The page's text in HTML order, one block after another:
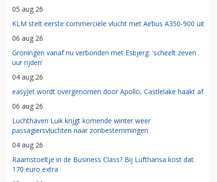
05 aug 26
KLM stelt eerste commerciële vlucht met Airbus A350-900 uit
06 aug 26
Groningen vanaf nu verbonden met Esbjerg: 'scheelt zeven
uur rijden'
04 aug 26
easyJet wordt overgenomen door Apollo, Castlelake haakt af
06 aug 26
Luchthaven Luik krijgt komende winter weer
passagiersvluchten naar zonbestemmingen
04 aug 26
Raamstoeltje in de Business Class? Bij Lufthansa kost dat
170 euro extra